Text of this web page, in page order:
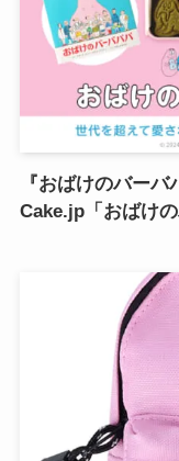
『おばけのバー
Cake.jp「おばけ